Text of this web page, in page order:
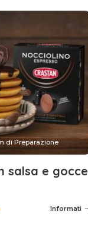
di Preparazione
salsa e gocce
Informati